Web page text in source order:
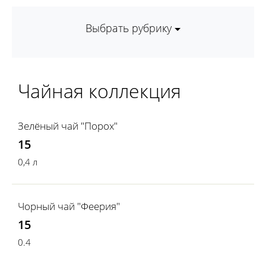
Выбрать рубрику
Чайная коллекция
Зелёный чай "Порох"
15
0,4 л
Чорный чай "Феерия"
15
0.4